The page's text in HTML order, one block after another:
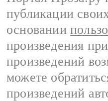
публикации
основании
произведения
произведений
можете
произведений